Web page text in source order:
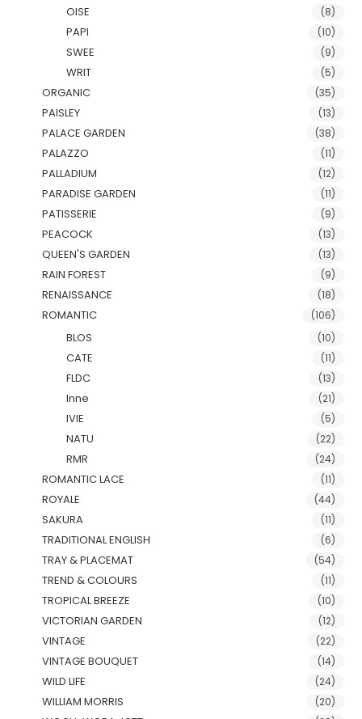
OISE (8)
PAPI (10)
SWEE (9)
WRIT (5)
ORGANIC (35)
PAISLEY (13)
PALACE GARDEN (38)
PALAZZO (11)
PALLADIUM (12)
PARADISE GARDEN (11)
PATISSERIE (9)
PEACOCK (13)
QUEEN'S GARDEN (13)
RAIN FOREST (9)
RENAISSANCE (18)
ROMANTIC (106)
BLOS (10)
CATE (11)
FLDC (13)
Inne (21)
IVIE (5)
NATU (22)
RMR (24)
ROMANTIC LACE (11)
ROYALE (44)
SAKURA (11)
TRADITIONAL ENGLISH (6)
TRAY & PLACEMAT (54)
TREND & COLOURS (11)
TROPICAL BREEZE (10)
VICTORIAN GARDEN (12)
VINTAGE (22)
VINTAGE BOUQUET (14)
WILD LIFE (24)
WILLIAM MORRIS (20)